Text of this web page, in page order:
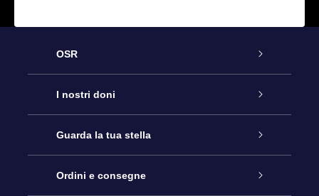
OSR
Assistenza
Contattaci
Blog
I nostri doni
Online Star Gift
Pacchetto regalo OSR
Guarda la tua stella
Registro stellare
Ordini e consegne